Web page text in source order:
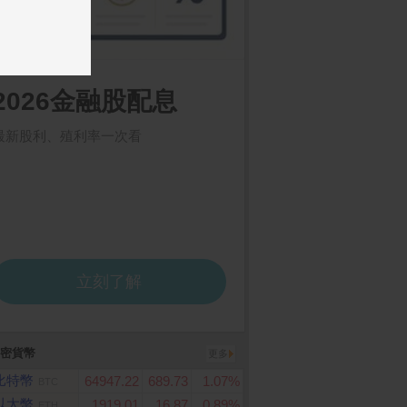
貨幣
特幣 64947.22 689.73
1.07%
太幣